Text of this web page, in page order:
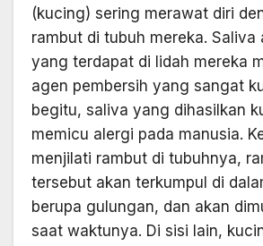
(kucing) sering merawat diri
rambut di tubuh mereka. Saliva
yang terdapat di lidah mereka
agen pembersih yang sangat
begitu, saliva yang dihasilkan
memicu alergi pada manusia.
menjilati rambut di tubuhnya,
tersebut akan terkumpul di
berupa gulungan, dan akan
saat waktunya. Di sisi lain,